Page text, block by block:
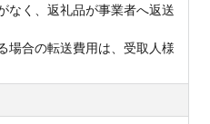
なく、返礼品が事業者へ返送
場合の転送費用は、受取人様